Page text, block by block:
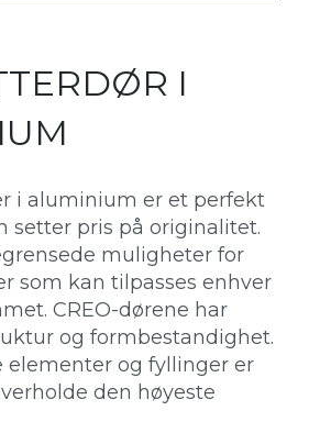
I
i aluminium er et perfekt
setter pris på originalitet.
muligheter for
som kan tilpasses enhver
CREO-dørene har
og formbestandighet.
elementer og fyllinger er
den høyeste